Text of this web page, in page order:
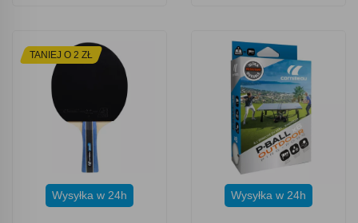
TANIEJ O 2 ZŁ
Wysyłka w 24h Wysyłka w 24h